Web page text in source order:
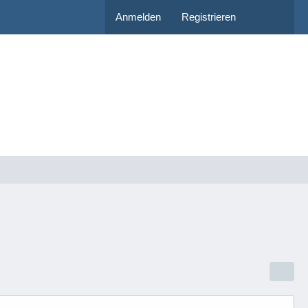
Anmelden Registrieren